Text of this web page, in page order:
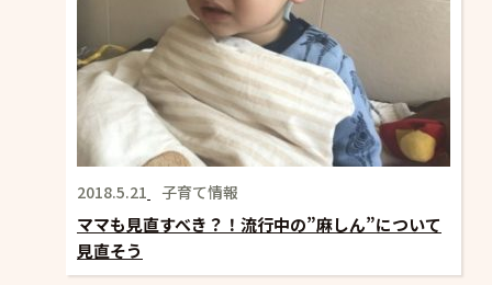
2018.5.21 子育て情報
ママも見直すべき？！流行中の”麻しん”について
見直そう